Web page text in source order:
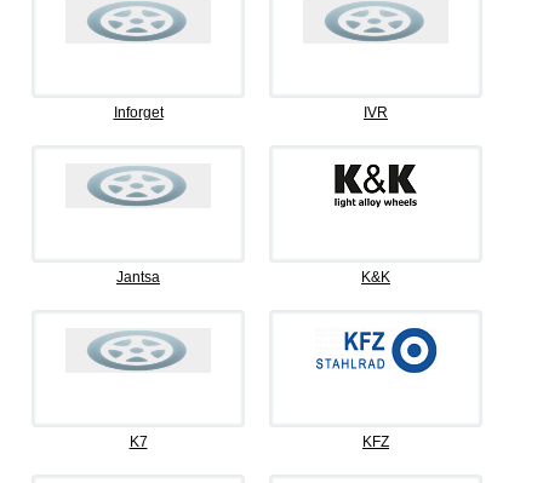
Inforget IVR
Jantsa K&K
K7 KFZ